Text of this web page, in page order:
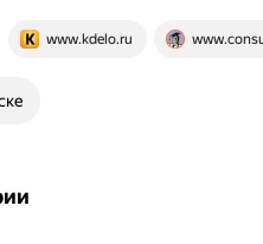
www.kdelo.ru